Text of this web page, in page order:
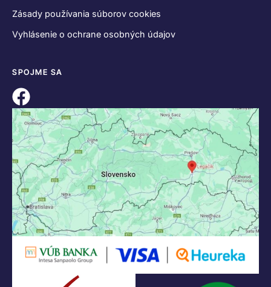
Zásady používania súborov cookies
Vyhlásenie o ochrane osobných údajov
SPOJME SA